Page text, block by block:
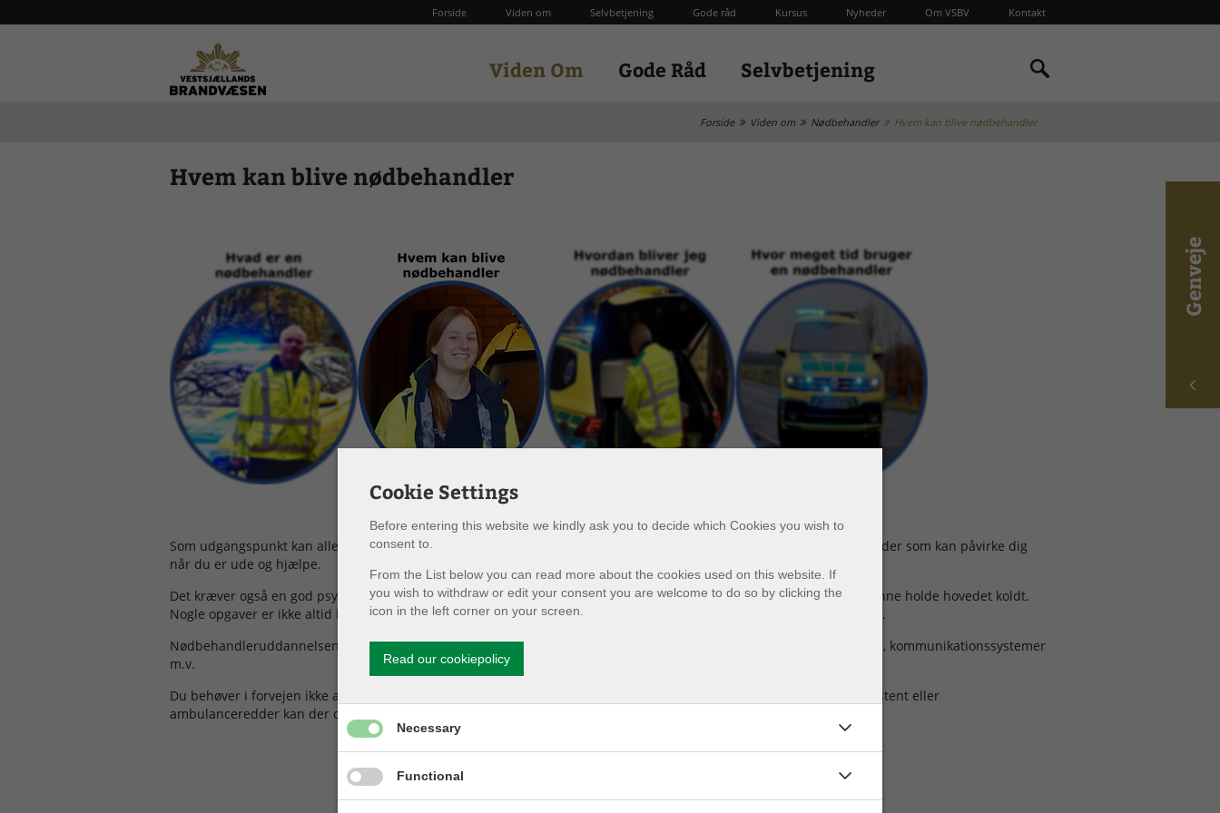
Forside Viden om Selvbetjening Gode råd Kursus Nyheder Om VSBV Kontakt
Viden Om Gode Råd Selvbetjening
Genveje
Forside Viden om Nødbehandler Hvem kan blive nødbehandler
Hvem kan blive nødbehandler
Som udgangspunkt kan alle blive nødbehandlere. Det er dog en fordel hvis du er i normal fysisk form og ikke har skader som kan påvirke dig
når du er ude og hjælpe.
Det kræver også en god psyke at være nødbehandler. Når du f.eks. står ved et trafikuheld som den første, skal du kunne holde hovedet koldt.
Nogle opgaver er ikke altid lige rare og derfor er det vigtigt at du bruger dit netværk af nødbehandlere til at tale med.
Nødbehandleruddannelsen tager 24 timer hertil vil der være gennemgang af nødbehandlerbil, nødbehandlerjournal, kommunikationssystemer
m.v.
Du behøver i forvejen ikke at have en sundhedsfaglig uddannelse, men er du sygeplejerske, social- og sundhedsassistent eller
ambulanceredder kan der opnås merit og et kortere forløb kan være en mulighed.
Cookie Settings
Before entering this website we kindly ask you to decide which Cookies you wish to
consent to.
From the List below you can read more about the cookies used on this website. If
you wish to withdraw or edit your consent you are welcome to do so by clicking the
icon in the left corner on your screen.
Read our cookiepolicy
Necessary
Give permission for Necessary cookies
Functional
Give permission for Functionality cookies